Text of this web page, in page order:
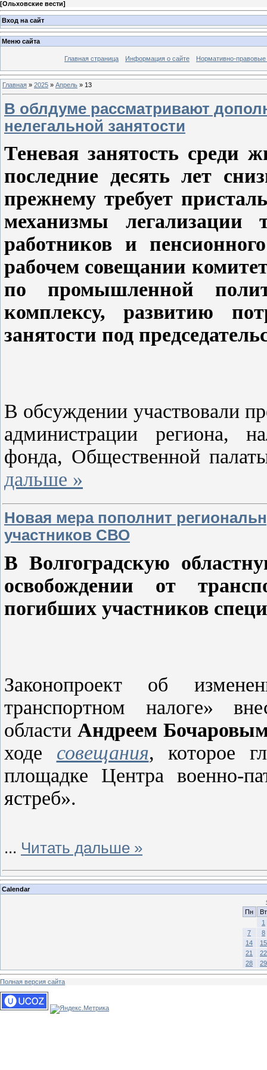
[Ольховские вести]
Вход на сайт
Меню сайта
Главная страница Информация о сайте Нормативно-правовые
Главная » 2025 » Апрель » 13
В облдуме рассматривают
нелегальной занятости
Теневая занятость среди
последние десять лет
прежнему требует
механизмы легализации
работников и
рабочем совещании
по промышленной
комплексу, развитию
занятости под
В обсуждении участвовали
администрации региона,
фонда, Общественной
дальше »
Новая мера пополнит
участников СВО
В Волгоградскую
освобождении от
погибших участников
Законопроект об
транспортном налоге»
области Андреем
ходе совещания, которое
площадке Центра военно-
ястреб».
... Читать дальше »
Calendar
Пн
Вт
1
7
8
14
15
21
22
28
29
Полная версия сайта